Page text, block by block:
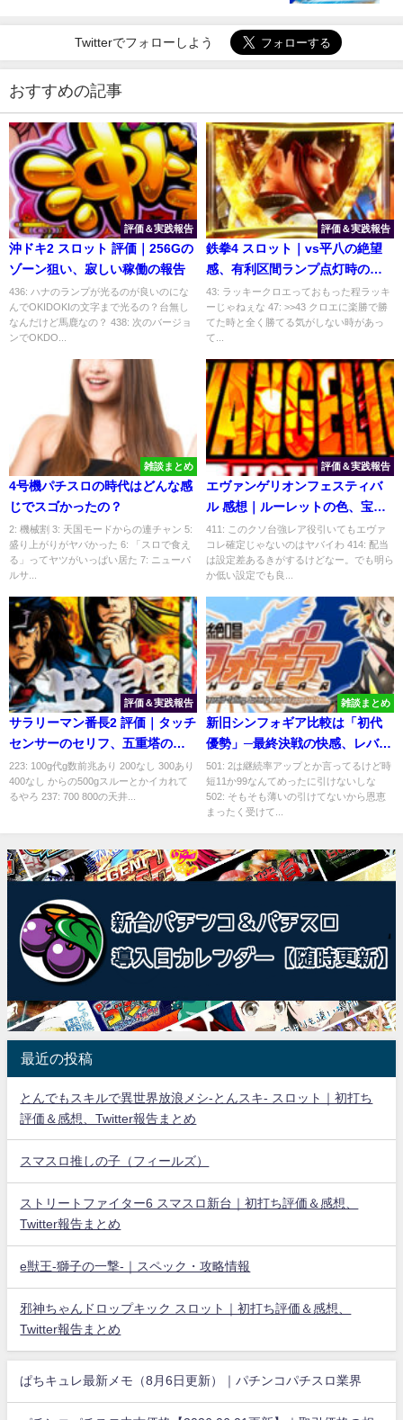
Twitterでフォローしよう
おすすめの記事
評価＆実践報告
沖ドキ2 スロット 評価｜256Gの
ゾーン狙い、寂しい稼働の報告
436: ハナのランプが光るのが良いのにな
んでOKIDOKIの文字まで光るの？台無し
なんだけど馬鹿なの？ 438: 次のバージョ
ンでOKDO...
評価＆実践報告
鉄拳4 スロット｜vs平八の絶望
感、有利区間ランプ点灯時の見
切り
43: ラッキークロエっておもった程ラッキ
ーじゃねぇな 47: >>43 クロエに楽勝で勝
てた時と全く勝てる気がしない時があっ
て...
雑談まとめ
4号機パチスロの時代はどんな感
じでスゴかったの？
2: 機械割 3: 天国モードからの連チャン 5:
盛り上がりがヤバかった 6: 「スロで食え
る」ってヤツがいっぱい居た 7: ニューパ
ルサ...
評価＆実践報告
エヴァンゲリオンフェスティバ
ル 感想｜ルーレットの色、宝箱
の設定示唆
411: このクソ台強レア役引いてもエヴァ
コレ確定じゃないのはヤバイわ 414: 配当
は設定差あるきがするけどなー。でも明ら
か低い設定でも良...
評価＆実践報告
サラリーマン番長2 評価｜タッチ
センサーのセリフ、五重塔の示
唆
223: 100g代g数前兆あり 200なし 300あり
400なし からの500gスルーとかイカれて
るやろ 237: 700 800の天井...
雑談まとめ
新旧シンフォギア比較は「初代
優勢」─最終決戦の快感、レバブ
ル、ステージ性能
501: 2は継続率アップとか言ってるけど時
短11か99なんてめったに引けないしな
502: そもそも薄いの引けてないから恩恵
まったく受けて...
最近の投稿
とんでもスキルで異世界放浪メシ-とんスキ- スロット｜初打ち
評価＆感想、Twitter報告まとめ
スマスロ推しの子（フィールズ）
ストリートファイター6 スマスロ新台｜初打ち評価＆感想、
Twitter報告まとめ
e獣王-獅子の一撃-｜スペック・攻略情報
邪神ちゃんドロップキック スロット｜初打ち評価＆感想、
Twitter報告まとめ
ぱちキュレ最新メモ（8月6日更新）｜パチンコパチスロ業界